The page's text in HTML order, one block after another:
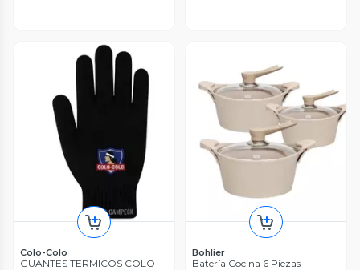
Colo-Colo
GUANTES TERMICOS COLO
Bohlier
Batería Cocina 6 Piezas